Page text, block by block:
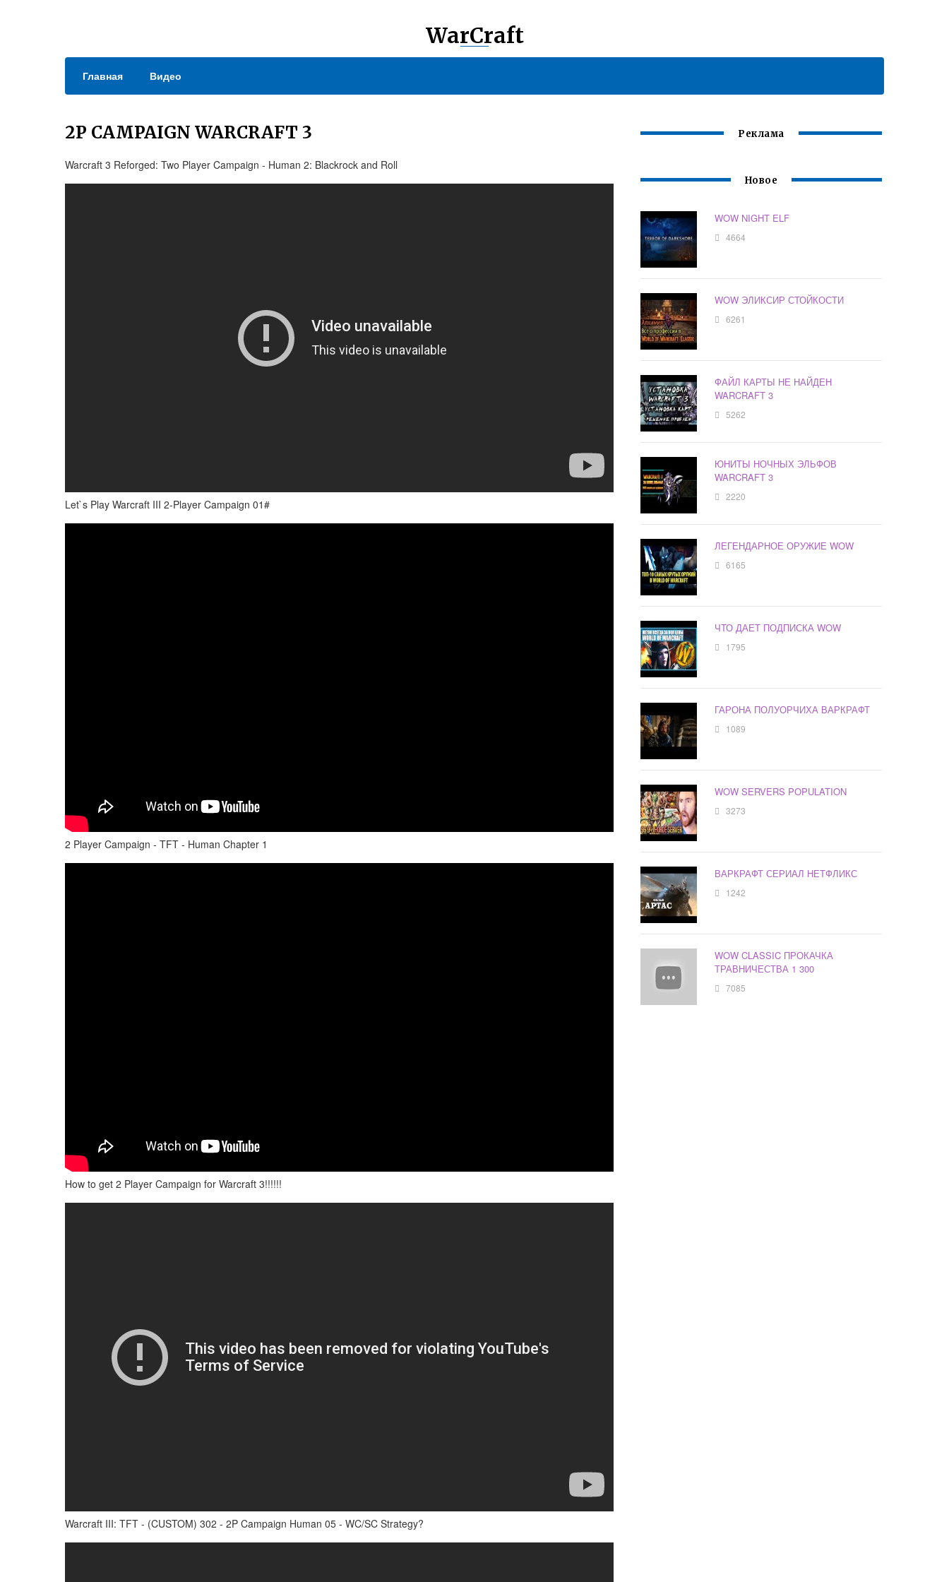
WarCraft
Главная Видео
2P CAMPAIGN WARCRAFT 3
Warcraft 3 Reforged: Two Player Campaign - Human 2: Blackrock and Roll
Let`s Play Warcraft III 2-Player Campaign 01#
2 Player Campaign - TFT - Human Chapter 1
How to get 2 Player Campaign for Warcraft 3!!!!!!
Warcraft III: TFT - (CUSTOM) 302 - 2P Campaign Human 05 - WC/SC Strategy?
Реклама
Новое
WOW NIGHT ELF
4664
WOW ЭЛИКСИР СТОЙКОСТИ
6261
ФАЙЛ КАРТЫ НЕ НАЙДЕН
WARCRAFT 3
5262
ЮНИТЫ НОЧНЫХ ЭЛЬФОВ
WARCRAFT 3
2220
ЛЕГЕНДАРНОЕ ОРУЖИЕ WOW
6165
ЧТО ДАЕТ ПОДПИСКА WOW
1795
ГАРОНА ПОЛУОРЧИХА ВАРКРАФТ
1089
WOW SERVERS POPULATION
3273
ВАРКРАФТ СЕРИАЛ НЕТФЛИКС
1242
WOW CLASSIC ПРОКАЧКА
ТРАВНИЧЕСТВА 1 300
7085